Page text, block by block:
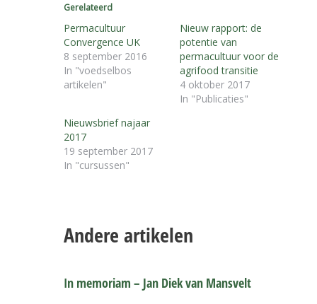
Gerelateerd
Permacultuur
Convergence UK
8 september 2016
In "voedselbos
artikelen"
Nieuw rapport: de
potentie van
permacultuur voor de
agrifood transitie
4 oktober 2017
In "Publicaties"
Nieuwsbrief najaar
2017
19 september 2017
In "cursussen"
Andere artikelen
In memoriam – Jan Diek van Mansvelt